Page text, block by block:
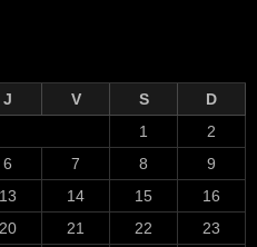
J V S
D
1
2
6 7 8
9
13 14 15
16
20 21 22
23